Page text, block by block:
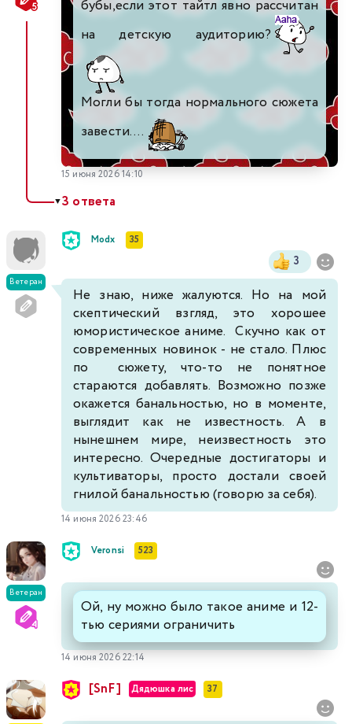
бубы,если этот тайтл явно рассчитан
на детскую аудиторию?
Могли бы тогда нормального сюжета
завести....
15 июня 2026 14:10
▼3 ответа
Ветеран
Modx 35
3
Не знаю, ниже жалуются. Но на мой
скептический взгляд, это хорошее
юмористическое аниме. Скучно как от
современных новинок - не стало. Плюс
по сюжету, что-то не понятное
стараются добавлять. Возможно позже
окажется банальностью, но в моменте,
выглядит как не известность. А в
нынешнем мире, неизвестность это
интересно. Очередные достигаторы и
культиваторы, просто достали своей
гнилой банальностью (говорю за себя).
14 июня 2026 23:46
Ветеран
Veronsi 523
Ой, ну можно было такое аниме и 12-
тью сериями ограничить
14 июня 2026 22:14
[SnF] Дядюшка лис 37